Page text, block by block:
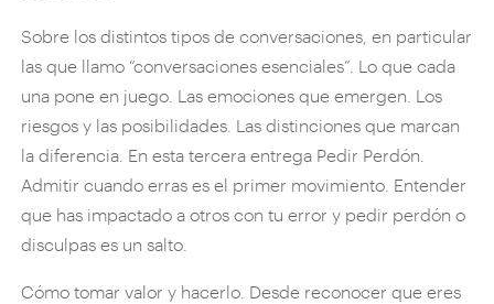
Sobre los distintos tipos de conversaciones, en particular
las que llamo “conversaciones esenciales”. Lo que cada
una pone en juego. Las emociones que emergen. Los
riesgos y las posibilidades. Las distinciones que marcan
la diferencia. En esta tercera entrega Pedir Perdón.
Admitir cuando erras es el primer movimiento. Entender
que has impactado a otros con tu error y pedir perdón o
disculpas es un salto.
Cómo tomar valor y hacerlo. Desde reconocer que eres